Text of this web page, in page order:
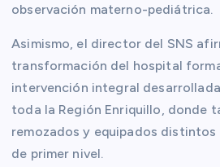
observación materno-pediátrica.
Asimismo, el director del SNS
transformación del hospital
intervención integral
toda la Región Enriquillo, donde
remozados y equipados
de primer nivel.